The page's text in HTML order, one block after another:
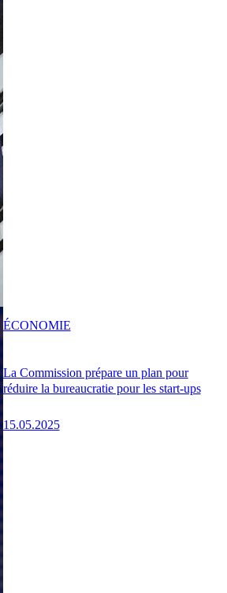
La Commission prépare un plan pour
réduire la bureaucratie pour les start-ups
15.05.2025
ÉCONOMIE